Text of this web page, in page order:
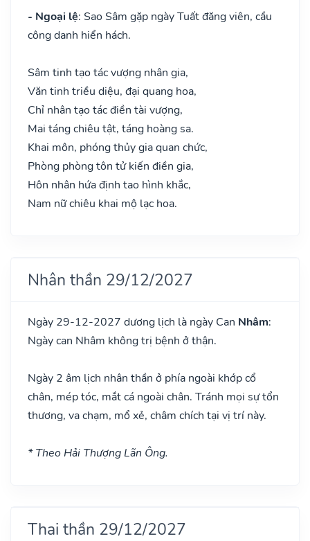
- Ngoại lệ: Sao Sâm gặp ngày Tuất đăng viên, cầu
công danh hiển hách.
Sâm tinh tạo tác vượng nhân gia,
Văn tinh triều diệu, đại quang hoa,
Chỉ nhân tạo tác điền tài vượng,
Mai táng chiêu tật, táng hoàng sa.
Khai môn, phóng thủy gia quan chức,
Phòng phòng tôn tử kiến điền gia,
Hôn nhân hứa định tao hình khắc,
Nam nữ chiêu khai mộ lạc hoa.
Nhân thần 29/12/2027
Ngày 29-12-2027 dương lịch là ngày Can Nhâm:
Ngày can Nhâm không trị bệnh ở thận.
Ngày 2 âm lịch nhân thần ở phía ngoài khớp cổ
chân, mép tóc, mắt cá ngoài chân. Tránh mọi sự tổn
thương, va chạm, mổ xẻ, châm chích tại vị trí này.
* Theo Hải Thượng Lãn Ông.
Thai thần 29/12/2027